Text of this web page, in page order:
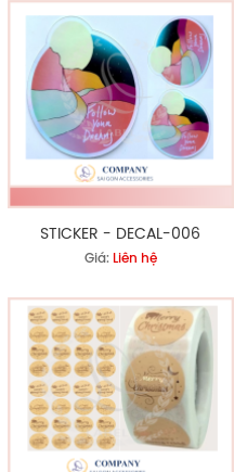
STICKER - DECAL-006
Giá: Liên hệ